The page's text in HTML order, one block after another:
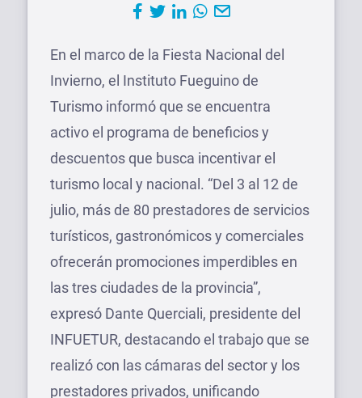
En el marco de la Fiesta Nacional del
Invierno, el Instituto Fueguino de
Turismo informó que se encuentra
activo el programa de beneficios y
descuentos que busca incentivar el
turismo local y nacional. “Del 3 al 12 de
julio, más de 80 prestadores de servicios
turísticos, gastronómicos y comerciales
ofrecerán promociones imperdibles en
las tres ciudades de la provincia”,
expresó Dante Querciali, presidente del
INFUETUR, destacando el trabajo que se
realizó con las cámaras del sector y los
prestadores privados, unificando